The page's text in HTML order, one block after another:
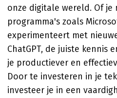
onze digitale wereld. Of je
programma's zoals
experimenteert met
ChatGPT, de juiste kennis
je productiever en
Door te investeren in je
investeer je in een